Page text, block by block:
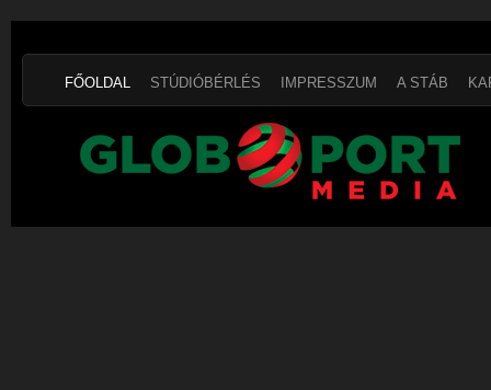
FŐOLDAL STÚDIÓBÉRLÉS IMPRESSZUM A STÁB